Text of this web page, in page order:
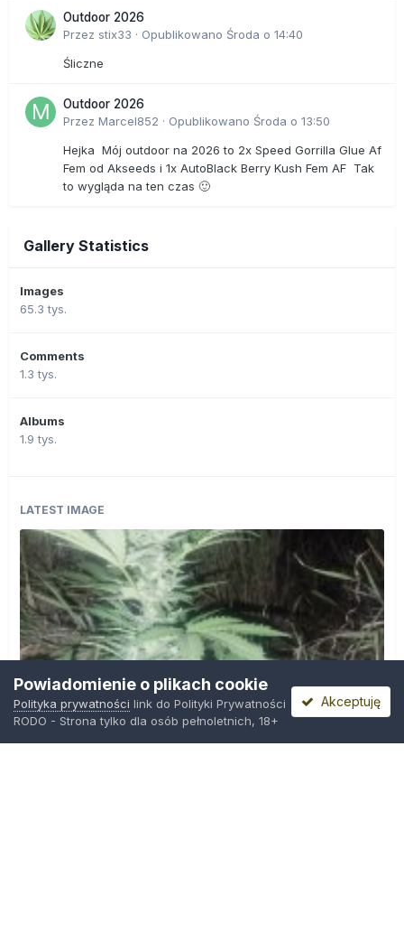
Outdoor 2026
Przez stix33 · Opublikowano Środa o 14:40
Śliczne
Outdoor 2026
Przez Marcel852 · Opublikowano Środa o 13:50
Hejka Mój outdoor na 2026 to 2x Speed Gorrilla Glue Af
Fem od Akseeds i 1x AutoBlack Berry Kush Fem AF Tak
to wygląda na ten czas 🙂
Gallery Statistics
Images
65.3 tys.
Comments
1.3 tys.
Albums
1.9 tys.
LATEST IMAGE
Powiadomienie o plikach cookie
Polityka prywatności link do Polityki Prywatności
RODO - Strona tylko dla osób pełnoletnich, 18+
Akceptuję